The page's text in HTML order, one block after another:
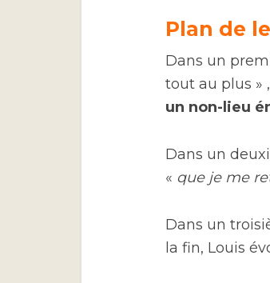
Plan de
Dans un
tout au plus »
un non-lieu
Dans un
« que je me
Dans un
la fin, Louis